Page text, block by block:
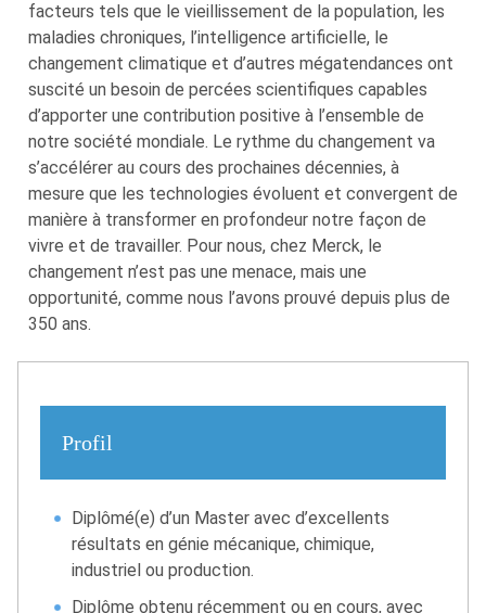
facteurs tels que le vieillissement de la population, les
maladies chroniques, l’intelligence artificielle, le
changement climatique et d’autres mégatendances ont
suscité un besoin de percées scientifiques capables
d’apporter une contribution positive à l’ensemble de
notre société mondiale. Le rythme du changement va
s’accélérer au cours des prochaines décennies, à
mesure que les technologies évoluent et convergent de
manière à transformer en profondeur notre façon de
vivre et de travailler. Pour nous, chez Merck, le
changement n’est pas une menace, mais une
opportunité, comme nous l’avons prouvé depuis plus de
350 ans.
Profil
Diplômé(e) d’un Master avec d’excellents
résultats en génie mécanique, chimique,
industriel ou production.
Diplôme obtenu récemment ou en cours, avec